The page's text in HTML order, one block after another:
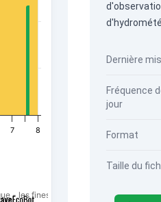
- les fines particules de PM2,5.
7 8
Dernière
Fréquence
jour
Format
Taille du